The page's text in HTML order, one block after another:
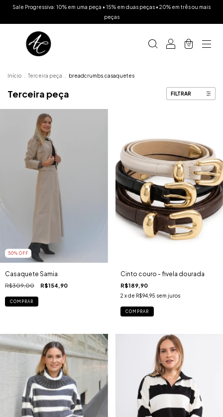
Sale Progressiva: 10% em uma peça • 15% em duas peças • 20% em três ou mais
peças
0
Início Terceira peça breadcrumbs.casaquetes
Terceira peça FILTRAR
50% OFF
Casaquete Samia
R$309,00 R$154,90
COMPRAR
Cinto couro - fivela dourada
R$189,90
2 x de R$94,95 sem juros
COMPRAR